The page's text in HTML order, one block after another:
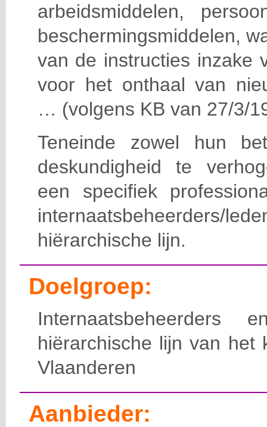
arbeidsmiddelen,
beschermingsmiddelen,
van de instructies inzake
voor het onthaal van
… (volgens KB van 27/3/
Teneinde zowel hun
deskundigheid te
een specifiek
hiërarchische lijn.
Doelgroep:
hiërarchische lijn van het
Vlaanderen
Aanbieder: